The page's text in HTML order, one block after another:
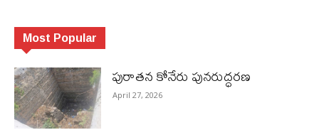
Most Popular
పురాత‌న కోనేరు పున‌రుద్ధ‌ర‌ణ
April 27, 2026